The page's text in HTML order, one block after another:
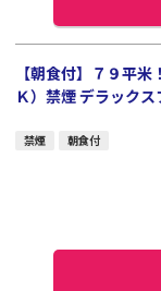
【朝食付】７９平
Ｋ）禁煙 デラック
禁煙 朝食付